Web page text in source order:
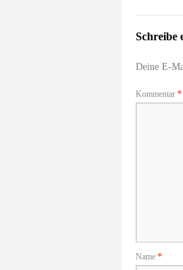
Schreibe
Deine E-
Kommentar *
Name *